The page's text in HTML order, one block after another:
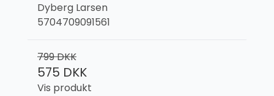
Dyberg Larsen
5704709091561
799 DKK
575 DKK
Vis produkt